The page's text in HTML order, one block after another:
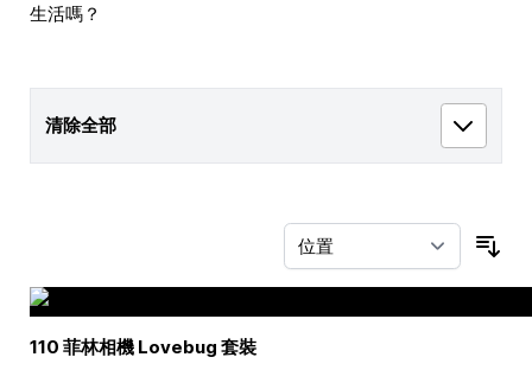
生活嗎？
清除全部
110 菲林相機 Lovebug 套裝